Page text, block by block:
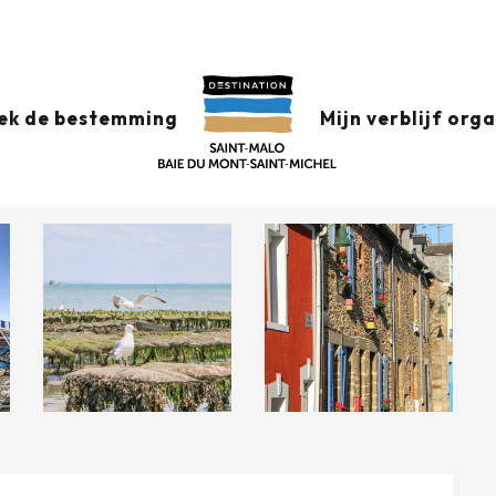
de bestemming Mijn verblijf
DE LA HOULE